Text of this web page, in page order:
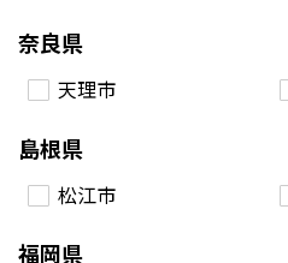
奈良県
天理市
島根県
松江市
福岡県